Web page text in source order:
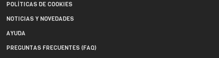
POLÍTICAS DE COOKIES
NOTICIAS Y NOVEDADES
AYUDA
PREGUNTAS FRECUENTES (FAQ)